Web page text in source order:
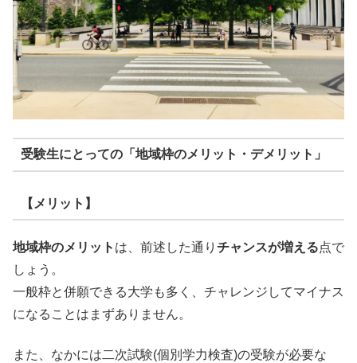
受験生にとっての「地域枠のメリット・デメリット」
【メリット】
地域枠のメリット は、前述した通り チャンスが増える点で
しょう。
一般枠と併願できる大学も多く、チャレンジしてマイナス
になることはまずありません。
また、なかには二次試験(個別学力検査)の受験が必要な